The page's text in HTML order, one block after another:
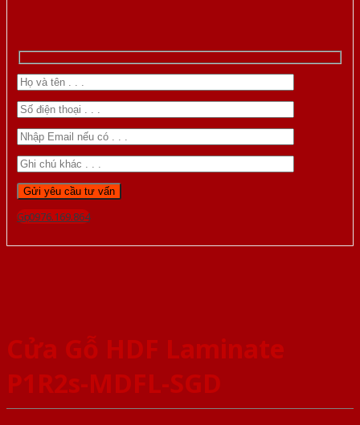
Gọi 0976.169.864
Cửa Gỗ HDF Laminate
P1R2s-MDFL-SGD